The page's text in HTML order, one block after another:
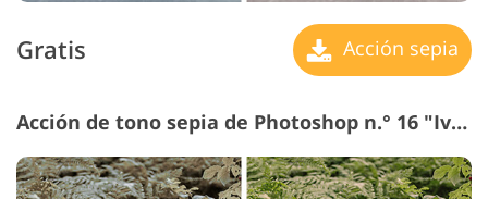
Gratis Acción sepia
Acción de tono sepia de Photoshop n.° 16 "Ivory"